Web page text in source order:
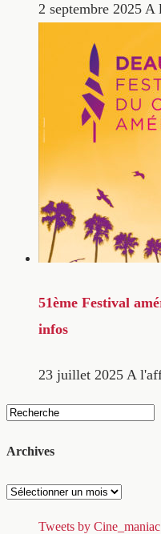
2 septembre 2025 A
51ème Festival
infos
23 juillet 2025 A
Archives
Archives
Tweets by Cine_maniac